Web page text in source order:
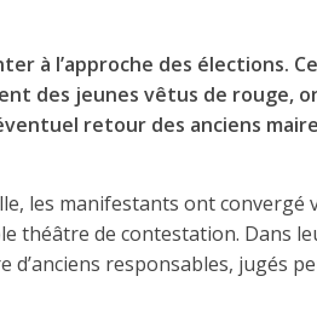
à l’approche des élections.
des jeunes vêtus de rouge,
retour des anciens
les manifestants ont
théâtre de contestation. Dans
d’anciens responsables, jugés